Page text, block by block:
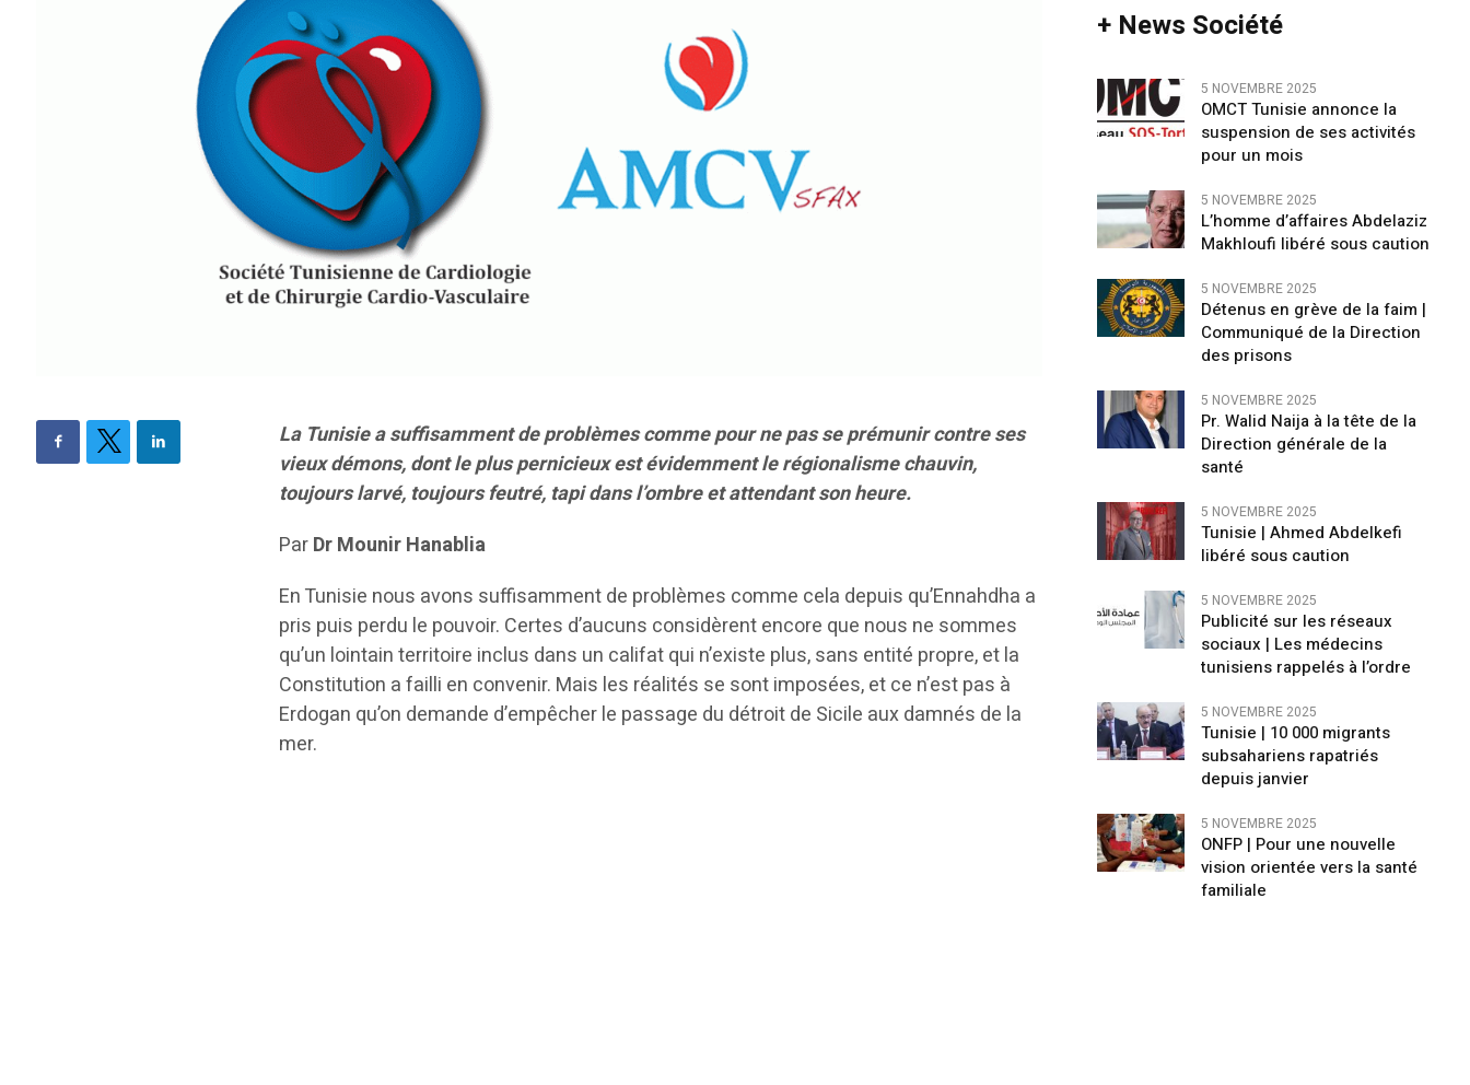
La Tunisie a suffisamment de problèmes comme pour ne pas se prémunir contre ses
vieux démons, dont le plus pernicieux est évidemment le régionalisme chauvin,
toujours larvé, toujours feutré, tapi dans l’ombre et attendant son heure.
ParDr Mounir Hanablia
En Tunisie nous avons suffisamment de problèmes comme cela depuis qu’Ennahdha a
pris puis perdu le pouvoir. Certes d’aucuns considèrent encore que nous ne sommes
qu’un lointain territoire inclus dans un califat qui n’existe plus, sans entité propre, et la
Constitution a failli en convenir. Mais les réalités se sont imposées, et ce n’est pas à
Erdogan qu’on demande d’empêcher le passage du détroit de Sicile aux damnés de la
mer.
+ News Société
5 NOVEMBRE 2025
OMCT Tunisie annonce la
suspension de ses activités
pour un mois
5 NOVEMBRE 2025
L’homme d’affaires Abdelaziz
Makhloufi libéré sous caution
5 NOVEMBRE 2025
Détenus en grève de la faim |
Communiqué de la Direction
des prisons
5 NOVEMBRE 2025
Pr. Walid Naija à la tête de la
Direction générale de la
santé
5 NOVEMBRE 2025
Tunisie | Ahmed Abdelkefi
libéré sous caution
5 NOVEMBRE 2025
Publicité sur les réseaux
sociaux | Les médecins
tunisiens rappelés à l’ordre
5 NOVEMBRE 2025
Tunisie | 10 000 migrants
subsahariens rapatriés
depuis janvier
5 NOVEMBRE 2025
ONFP | Pour une nouvelle
vision orientée vers la santé
familiale